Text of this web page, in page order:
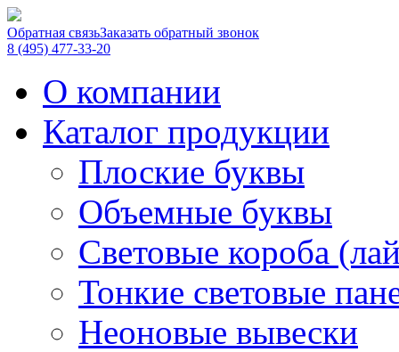
Обратная связьЗаказать обратный звонок
8 (495) 477-33-20
О компании
Каталог продукции
Плоские буквы
Объемные буквы
Световые короба
Тонкие световые
Неоновые вывески